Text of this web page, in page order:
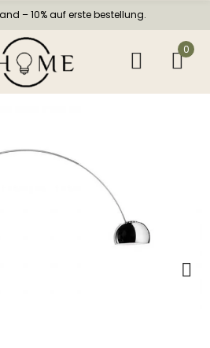
– 10% auf erste bestellung.
0